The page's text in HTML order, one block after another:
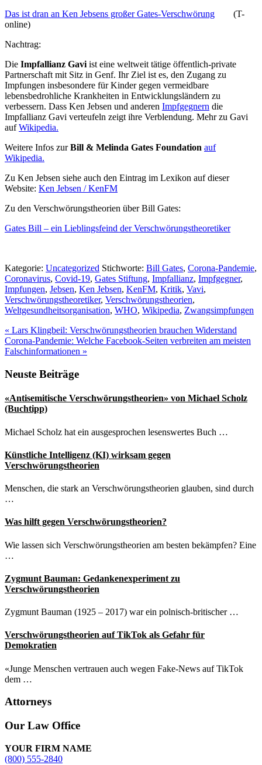
Das ist dran an Ken Jebsens großer Gates-Verschwörung (T-
online)
Nachtrag:
Die Impfallianz Gavi ist eine weltweit tätige öffentlich-private
Partnerschaft mit Sitz in Genf. Ihr Ziel ist es, den Zugang zu
Impfungen insbesondere für Kinder gegen vermeidbare
lebensbedrohliche Krankheiten in Entwicklungsländern zu
verbessern. Dass Ken Jebsen und anderen Impfgegnern die
Impfallianz Gavi verteufeln zeigt ihre Verblendung. Mehr zu Gavi
aufWikipedia.
Weitere Infos zurBill & Melinda Gates Foundation auf
Wikipedia.
Zu Ken Jebsen siehe auch den Eintrag im Lexikon auf dieser
Website: Ken Jebsen / KenFM
Zu den Verschwörungstheorien über Bill Gates:
Gates Bill – ein Lieblingsfeind der Verschwörungstheoretiker
Kategorie: Uncategorized Stichworte: Bill Gates, Corona-Pandemie,
Coronavirus, Covid-19, Gates Stiftung, Impfallianz, Impfgegner,
Impfungen, Jebsen, Ken Jebsen, KenFM, Kritik, Vavi,
Verschwörungstheoretiker, Verschwörungstheorien,
Weltgesundheitsorganisation, WHO, Wikipedia, Zwangsimpfungen
Vorheriger
Beitrag:
« Lars Klingbeil: Verschwörungstheorien brauchen Widerstand
Nächster
Beitrag:
Corona-Pandemie: Welche Facebook-Seiten verbreiten am meisten
Falschinformationen »
Seitenspalte
Neuste Beiträge
«Antisemitische Verschwörungstheorien» von Michael Scholz
(Buchtipp)
Michael Scholz hat ein ausgesprochen lesenswertes Buch …
Künstliche Intelligenz (KI) wirksam gegen
Verschwörungstheorien
Menschen, die stark an Verschwörungstheorien glauben, sind durch
…
Was hilft gegen Verschwörungstheorien?
Wie lassen sich Verschwörungstheorien am besten bekämpfen? Eine
…
Zygmunt Bauman: Gedankenexperiment zu
Verschwörungstheorien
Zygmunt Bauman (1925 – 2017) war ein polnisch-britischer …
Verschwörungstheorien auf TikTok als Gefahr für
Demokratien
«Junge Menschen vertrauen auch wegen Fake-News auf TikTok
dem …
Attorneys
Site
Footer
Our Law Office
YOUR FIRM NAME
(800) 555-2840